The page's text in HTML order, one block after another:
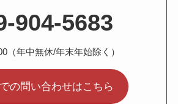
904-5683
（年中無休/年末年始除く）
の問い合わせはこちら